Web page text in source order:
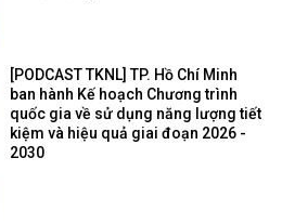
[PODCAST TKNL] TP. Hồ Chí Minh
ban hành Kế hoạch Chương trình
quốc gia về sử dụng năng lượng tiết
kiệm và hiệu quả giai đoạn 2026 -
2030